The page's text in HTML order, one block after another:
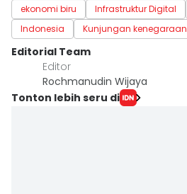
ekonomi biru Infrastruktur Digital
Indonesia
Kunjungan kenegaraan
Editorial Team
Editor
Rochmanudin Wijaya
Tonton lebih seru di